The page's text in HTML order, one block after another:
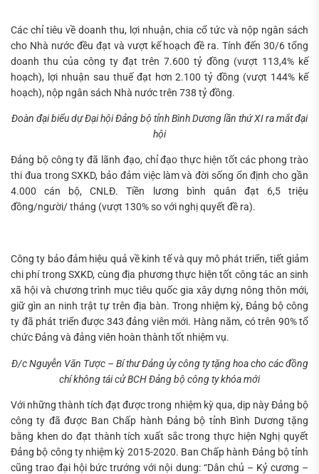
Các chỉ tiêu về doanh thu, lợi nhuận, chia cổ tức và nộp ngân sách
cho Nhà nước đều đạt và vượt kế hoạch đề ra. Tính đến 30/6 tổng
doanh thu của công ty đạt trên 7.600 tỷ đồng (vượt 113,4% kế
hoạch), lợi nhuận sau thuế đạt hơn 2.100 tỷ đồng (vượt 144% kế
hoạch), nộp ngân sách Nhà nước trên 738 tỷ đồng.
Đoàn đại biểu dự Đại hội Đảng bộ tỉnh Bình Dương lần thứ XI ra mắt đại
hội
Đảng bộ công ty đã lãnh đạo, chỉ đạo thực hiện tốt các phong trào
thi đua trong SXKD, bảo đảm việc làm và đời sống ổn định cho gần
4.000 cán bộ, CNLĐ. Tiền lương bình quân đạt 6,5 triệu
đồng/người/ tháng (vượt 130% so với nghị quyết đề ra).
Công ty bảo đảm hiệu quả về kinh tế và quy mô phát triển, tiết giảm
chi phí trong SXKD, cùng địa phương thực hiện tốt công tác an sinh
xã hội và chương trình mục tiêu quốc gia xây dựng nông thôn mới,
giữ gìn an ninh trật tự trên địa bàn. Trong nhiệm kỳ, Đảng bộ công
ty đã phát triển được 343 đảng viên mới. Hàng năm, có trên 90% tổ
chức Đảng và đảng viên hoàn thành tốt nhiệm vụ.
Đ/c Nguyễn Văn Tược – Bí thư Đảng ủy công ty tặng hoa cho các đồng
chí không tái cử BCH Đảng bộ công ty khóa mới
Với những thành tích đạt được trong nhiệm kỳ qua, dịp này Đảng bộ
công ty đã được Ban Chấp hành Đảng bộ tỉnh Bình Dương tặng
bằng khen do đạt thành tích xuất sắc trong thực hiện Nghị quyết
Đảng bộ công ty nhiệm kỳ 2015-2020. Ban Chấp hành Đảng bộ tỉnh
cũng trao đại hội bức trướng với nội dung: “Dân chủ – Kỷ cương –